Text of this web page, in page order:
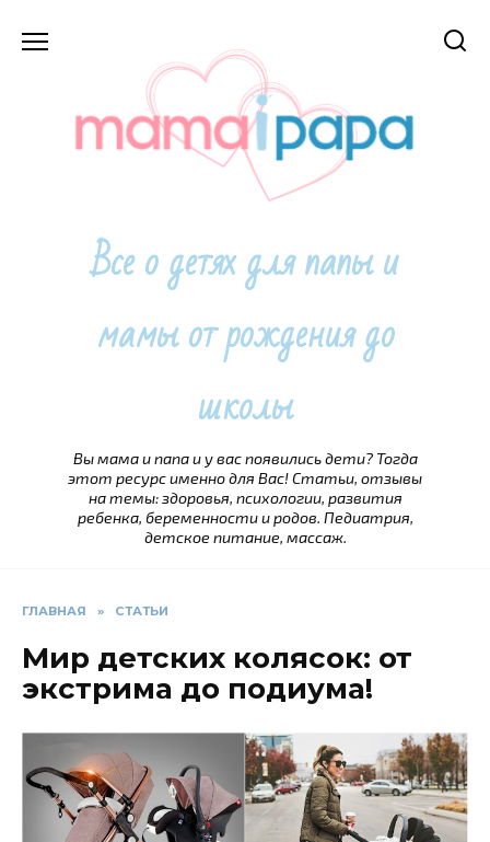
Все о детях для папы и
мамы от рождения до
школы
Вы мама и папа и у вас появились дети? Тогда
этот ресурс именно для Вас! Статьи, отзывы
на темы: здоровья, психологии, развития
ребенка, беременности и родов. Педиатрия,
детское питание, массаж.
ГЛАВНАЯ » СТАТЬИ
Мир детских колясок: от
экстрима до подиума!